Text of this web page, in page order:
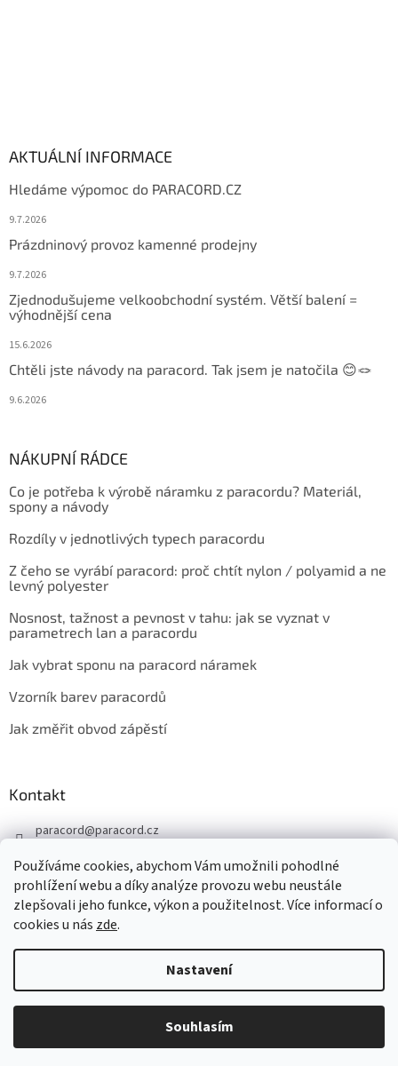
Používáme cookies, abychom Vám umožnili pohodlné
prohlížení webu a díky analýze provozu webu neustále
zlepšovali jeho funkce, výkon a použitelnost. Více informací o
cookies u nás zde.
Nastavení
Souhlasím
AKTUÁLNÍ INFORMACE
Hledáme výpomoc do PARACORD.CZ
9.7.2026
Prázdninový provoz kamenné prodejny
9.7.2026
Zjednodušujeme velkoobchodní systém. Větší balení =
výhodnější cena
15.6.2026
Chtěli jste návody na paracord. Tak jsem je natočila 😊🪢
9.6.2026
NÁKUPNÍ RÁDCE
Co je potřeba k výrobě náramku z paracordu? Materiál,
spony a návody
Rozdíly v jednotlivých typech paracordu
Z čeho se vyrábí paracord: proč chtít nylon / polyamid a ne
levný polyester
Nosnost, tažnost a pevnost v tahu: jak se vyznat v
parametrech lan a paracordu
Jak vybrat sponu na paracord náramek
Vzorník barev paracordů
Jak změřit obvod zápěstí
Kontakt
paracord@paracord.cz
+420 603 230 467
Sledujte nás také na facebooku
paracord.cz
Vytvořil Shoptet
PARACORD.CZ. Všechna práva vyhrazena.